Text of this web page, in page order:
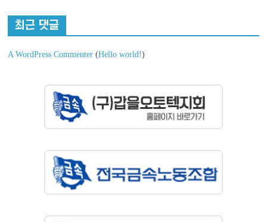
최근 댓글
A WordPress Commenter (Hello world!)